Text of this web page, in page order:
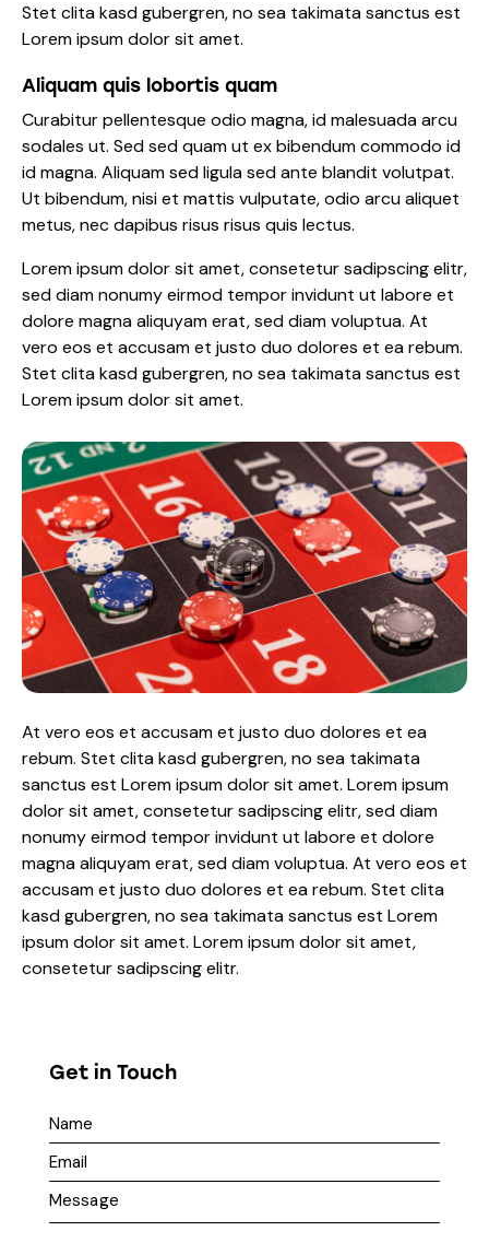
Stet clita kasd gubergren, no sea takimata sanctus est
Lorem ipsum dolor sit amet.
Aliquam quis lobortis quam
Curabitur pellentesque odio magna, id malesuada arcu
sodales ut. Sed sed quam ut ex bibendum commodo id
id magna. Aliquam sed ligula sed ante blandit volutpat.
Ut bibendum, nisi et mattis vulputate, odio arcu aliquet
metus, nec dapibus risus risus quis lectus.
Lorem ipsum dolor sit amet, consetetur sadipscing elitr,
sed diam nonumy eirmod tempor invidunt ut labore et
dolore magna aliquyam erat, sed diam voluptua. At
vero eos et accusam et justo duo dolores et ea rebum.
Stet clita kasd gubergren, no sea takimata sanctus est
Lorem ipsum dolor sit amet.
At vero eos et accusam et justo duo dolores et ea
rebum. Stet clita kasd gubergren, no sea takimata
sanctus est Lorem ipsum dolor sit amet. Lorem ipsum
dolor sit amet, consetetur sadipscing elitr, sed diam
nonumy eirmod tempor invidunt ut labore et dolore
magna aliquyam erat, sed diam voluptua. At vero eos et
accusam et justo duo dolores et ea rebum. Stet clita
kasd gubergren, no sea takimata sanctus est Lorem
ipsum dolor sit amet. Lorem ipsum dolor sit amet,
consetetur sadipscing elitr.
Get in Touch